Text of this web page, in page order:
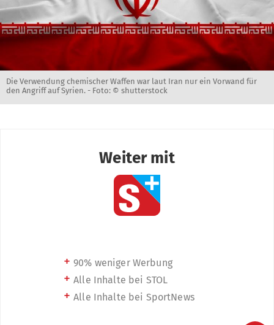
Die Verwendung chemischer Waffen war laut Iran nur ein Vorwand für
den Angriff auf Syrien. - Foto: © shutterstock